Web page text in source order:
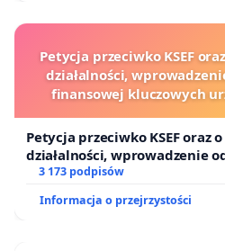
Petycja przeciwko KSEF
działalności,
finansowej kluczowych
Petycja przeciwko KSEF oraz
działalności, wprowadzenie
finansowej kluczowych
3 173 podpisów
Informacja o przejrzystości